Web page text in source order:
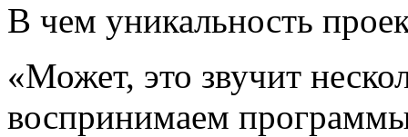
В чем уникальность
«Может, это звучит
воспринимаем